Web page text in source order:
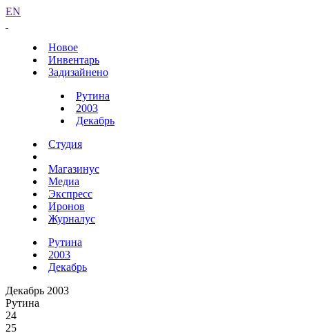
EN
Новое
Инвентарь
Задизайнено
Рутина
2003
Декабрь
Студия
Магазинус
Медиа
Экспресс
Иронов
Журналус
Рутина
2003
Декабрь
Декабрь 2003
Рутина
24
25